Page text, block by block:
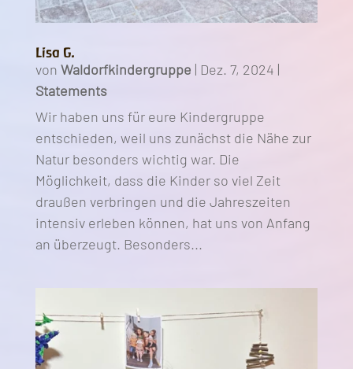
Lisa G.
von Waldorfkindergruppe | Dez. 7, 2024 |
Statements
Wir haben uns für eure Kindergruppe
entschieden, weil uns zunächst die Nähe zur
Natur besonders wichtig war. Die
Möglichkeit, dass die Kinder so viel Zeit
draußen verbringen und die Jahreszeiten
intensiv erleben können, hat uns von Anfang
an überzeugt. Besonders...